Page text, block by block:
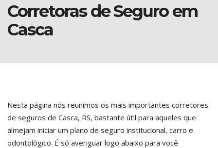
Corretoras de Seguro em
Casca
Nesta página nós reunimos os mais importantes corretores
de seguros de Casca, RS, bastante útil para aqueles que
almejam iniciar um plano de seguro institucional, carro e
odontológico. É só averiguar logo abaixo para você